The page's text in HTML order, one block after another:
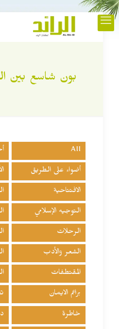
بون شاسع بين
All
أضواء على الطريق
الافتتاحية
التوجيه الإسلامي
الرحلات
الشعر والأدب
المقتطفات
براعم الايمان
خاطرة